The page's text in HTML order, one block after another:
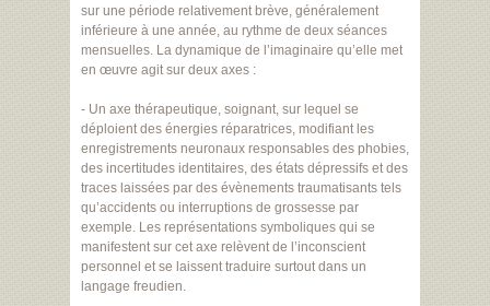
sur une période relativement brève, généralement
inférieure à une année, au rythme de deux séances
mensuelles. La dynamique de l’imaginaire qu’elle met
en œuvre agit sur deux axes :
- Un axe thérapeutique, soignant, sur lequel se
déploient des énergies réparatrices, modifiant les
enregistrements neuronaux responsables des phobies,
des incertitudes identitaires, des états dépressifs et des
traces laissées par des évènements traumatisants tels
qu’accidents ou interruptions de grossesse par
exemple. Les représentations symboliques qui se
manifestent sur cet axe relèvent de l’inconscient
personnel et se laissent traduire surtout dans un
langage freudien.